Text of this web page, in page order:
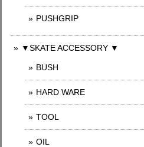
PUSHGRIP
▼SKATE ACCESSORY ▼
BUSH
HARD WARE
TOOL
OIL